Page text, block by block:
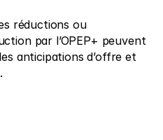
réductions ou
par l’OPEP+ peuvent
anticipations d’offre et